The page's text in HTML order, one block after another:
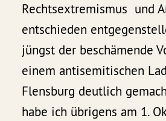
Rechtsextremismus und
entschieden
jüngst der beschämende
einem antisemitischen
Flensburg deutlich
habe ich übrigens am 1.